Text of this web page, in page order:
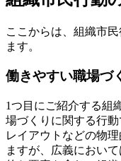
ここからは、組織市
ます。
働きやすい職場づ
1つ目にご紹介する組
場づくりに関する行
レイアウトなどの物
ますが、広義におい